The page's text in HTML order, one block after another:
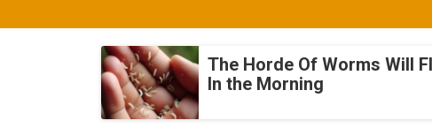
The Horde Of Worms Will
In the Morning